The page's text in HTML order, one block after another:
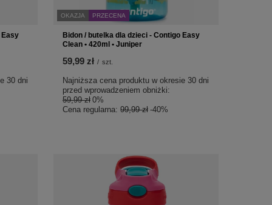
Easy
30 dni
OKAZJA PRZECENA
Bidon / butelka dla dzieci - Contigo Easy
Clean • 420ml • Juniper
59,99 zł / szt.
Najniższa cena produktu w okresie 30 dni
przed wprowadzeniem obniżki:
59,99 zł 0%
Cena regularna: 99,99 zł -40%